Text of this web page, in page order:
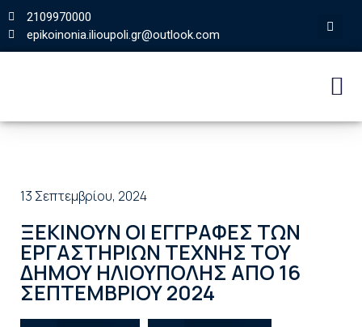
2109970000
epikoinonia.ilioupoli.gr@outlook.com
13 Σεπτεμβρίου, 2024
ΞΕΚΙΝΟΥΝ ΟΙ ΕΓΓΡΑΦΕΣ ΤΩΝ
ΕΡΓΑΣΤΗΡΙΩΝ ΤΕΧΝΗΣ ΤΟΥ
ΔΗΜΟΥ ΗΛΙΟΥΠΟΛΗΣ ΑΠΟ 16
ΣΕΠΤΕΜΒΡΙΟΥ 2024